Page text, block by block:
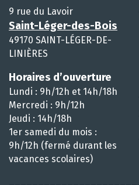
9 rue du Lavoir
Saint-Léger-des-Bois
49170 SAINT-LÉGER-DE-
LINIÈRES
Horaires d’ouverture
Lundi : 9h/12h et 14h/18h
Mercredi : 9h/12h
Jeudi : 14h/18h
1er samedi du mois :
9h/12h (fermé durant les
vacances scolaires)